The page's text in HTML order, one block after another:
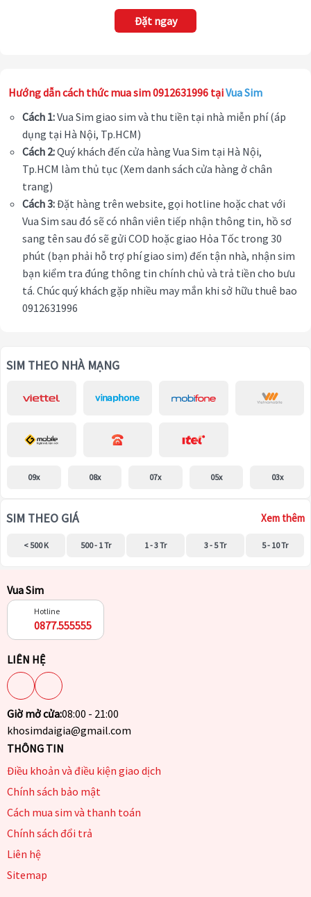
Đặt ngay
Hướng dẫn cách thức mua sim 0912631996 tạiVua Sim
Cách 1:Vua Sim giao sim và thu tiền tại nhà miễn phí (áp
dụng tại Hà Nội, Tp.HCM)
Cách 2:Quý khách đến cửa hàng Vua Sim tại Hà Nội,
Tp.HCM làm thủ tục (Xem danh sách cửa hàng ở chân
trang)
Cách 3:Đặt hàng trên website, gọi hotline hoặc chat với
Vua Sim sau đó sẽ có nhân viên tiếp nhận thông tin, hồ sơ
sang tên sau đó sẽ gửi COD hoặc giao Hỏa Tốc trong 30
phút (bạn phải hỗ trợ phí giao sim) đến tận nhà, nhận sim
bạn kiểm tra đúng thông tin chính chủ và trả tiền cho bưu
tá. Chúc quý khách gặp nhiều may mắn khi sở hữu thuê bao
0912631996
SIM THEO NHÀ MẠNG
09x 08x 07x 05x 03x
SIM THEO GIÁ Xem thêm
< 500 K 500 - 1 Tr 1 - 3 Tr 3 - 5 Tr 5 - 10 Tr
Vua Sim
Hotline
0877.555555
LIÊN HỆ
Giờ mở cửa:08:00 - 21:00
khosimdaigia@gmail.com
THÔNG TIN
Điều khoản và điều kiện giao dịch
Chính sách bảo mật
Cách mua sim và thanh toán
Chính sách đổi trả
Liên hệ
Sitemap